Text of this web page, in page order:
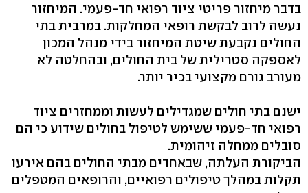
בדבר מיחזור פריטי ציוד רפואי חד-פעמי. המיחזור
נעשה לרוב לבקשת רופאי המחלקות. במרבית בתי
החולים נקבעת שיטת המיחזור בידי מנהל המכון
לאספקה סטרילית של בית החולים, ובהחלטה לא
מעורב גורם מקצועי בכיר יותר.
ישנם בתי חולים שמגדילים לעשות וממחזרים ציוד
רפואי חד-פעמי ששימש לטיפול בחולים שידוע כי הם
סובלים ממחלה זיהומית.
הביקורת העלתה, שבאחדים מבתי החולים בהם אירעו
תקלות במהלך טיפולים רפואיים, והרופאים המטפלים